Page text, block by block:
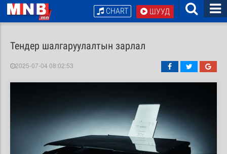
ШУУД
CHART
Тендер шалгаруулалтын зарлал
2025-07-04 08:02:53